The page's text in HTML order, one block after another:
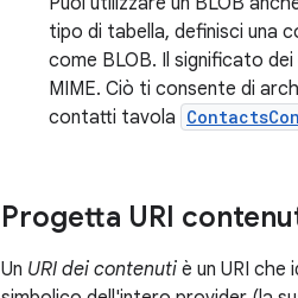
tipo di tabella, definisci una
come BLOB. Il significato
MIME. Ciò ti consente di
contatti tavola
Progetta URI
Un URI dei contenuti è un URI che